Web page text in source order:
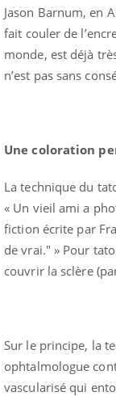
Jason Barnum, en
fait couler de
monde, est déjà
n’est pas sans
Une coloration
La technique du
« Un vieil ami a
fiction écrite par
de vrai." » Pour
couvrir la sclère
Sur le principe, la
ophtalmologue
vascularisé qui